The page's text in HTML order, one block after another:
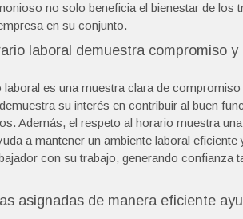
no solo beneficia el bienestar de los
en su conjunto.
laboral demuestra compromiso
laboral es una muestra clara de
su interés en contribuir al buen
Además, el respeto al horario muestra
a mantener un ambiente laboral
con su trabajo, generando
asignadas de manera eficiente